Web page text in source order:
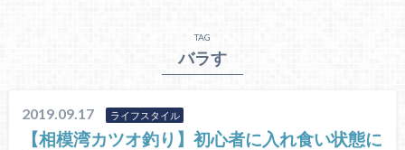
TAG
バラす
2019.09.17 ライフスタイル
【相模湾カツオ釣り】初心者に入れ食い状態に